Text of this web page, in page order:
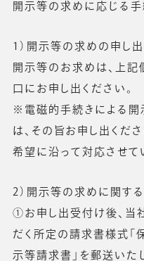
開示等の求めに応じる手
1）開示等の求めの申し
開示等のお求めは、上記
口にお申し出ください。
※電磁的手続きによる開
は、その旨お申し出くだ
希望に沿って対応させて
2）開示等の求めに関す
①お申し出受付け後、当
だく所定の請求書様式「
示等請求書」を郵送いたし